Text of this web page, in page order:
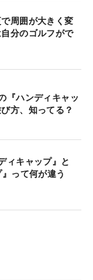
いてだけど、
」
す」
下だったか
。でも、アマ
きないのは変
周囲が大きく変
分のゴルフがで
『ハンディキャッ
方、知ってる？
ィキャップ』と
って何が違う